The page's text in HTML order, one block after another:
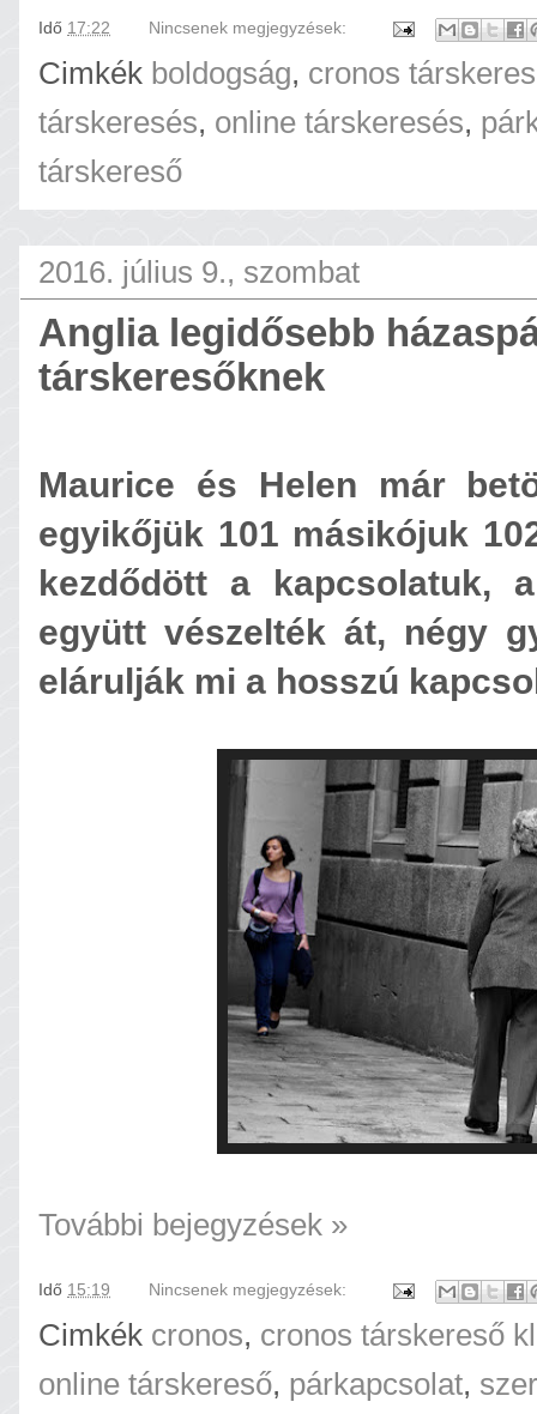
Idő 17:22 Nincsenek megjegyzések:
Cimkék boldogság, cronos
társkeresés, online társkeresés,
társkereső
2016. július 9., szombat
Anglia legidősebb
társkeresőknek
Maurice és Helen már
egyikőjük 101 másikójuk
kezdődött a kapcsolatuk,
együtt vészelték át, négy
elárulják mi a hosszú
További bejegyzések »
Idő 15:19 Nincsenek megjegyzések:
Cimkék cronos, cronos társkereső
online társkereső, párkapcsolat,